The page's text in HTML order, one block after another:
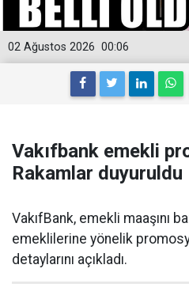
00:06
02 Ağustos 2026
Vakıfbank emekli
Rakamlar duyuruldu
VakıfBank, emekli maaşını
emeklilerine yönelik
detaylarını açıkladı.